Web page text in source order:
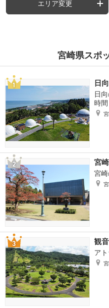
エリア変更
宮崎県スポ
日
日
時間
宮
宮
観
ア